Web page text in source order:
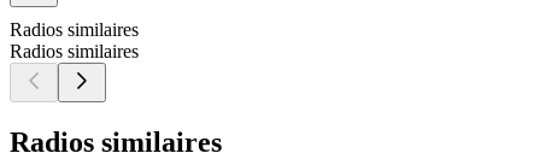
Radios similaires
Radios similaires
Radios similaires